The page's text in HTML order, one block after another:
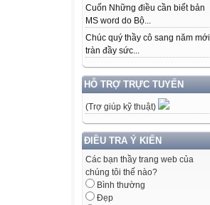
Cuốn Những điều cần biết bản
MS word do Bộ...
Chúc quý thầy cô sang năm mới
tràn đầy sức...
HỖ TRỢ TRỰC TUYẾN
(Trợ giúp kỹ thuật)
ĐIỀU TRA Ý KIẾN
Các bạn thầy trang web của
chúng tôi thế nào?
Bình thường
Đẹp